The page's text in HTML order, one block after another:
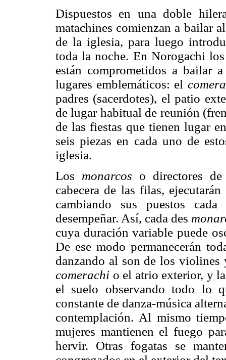
Dispuestos en una doble
matachines comienzan a bailar
de la iglesia, para luego
toda la noche. En Norogachi
están comprometidos a bailar
lugares emblemáticos: el
padres (sacerdotes), el patio
de lugar habitual de reunión
de las fiestas que tienen lugar
seis piezas en cada uno de
iglesia.
Los monarcos o directores
cabecera de las filas,
cambiando sus puestos
desempeñar. Así, cada des
cuya duración variable puede
De ese modo permanecerán
danzando al son de los
comerachi o el atrio exterior, y
el suelo observando todo lo
constante de danza-música
contemplación. Al mismo
mujeres mantienen el fuego
hervir. Otras fogatas se